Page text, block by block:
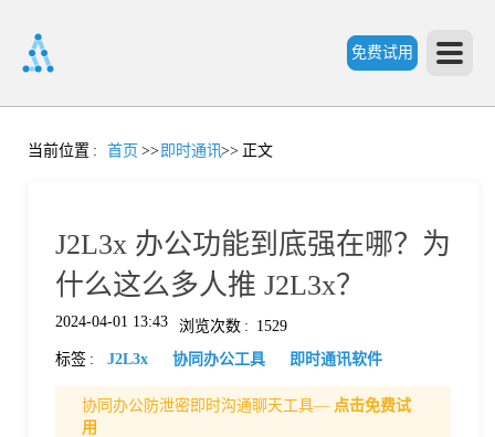
免费试用
首
当前位置 : 首页 >> 即时通讯>> 正文
J2L3x 办公功能到底强在哪？为
什么这么多人推 J2L3x？
2024-04-01 13:43 浏览次数 : 1529
标签 : J2L3x 协同办公工具 即时通讯软件
协同办公防泄密即时沟通聊天工具— 点击免费试
用